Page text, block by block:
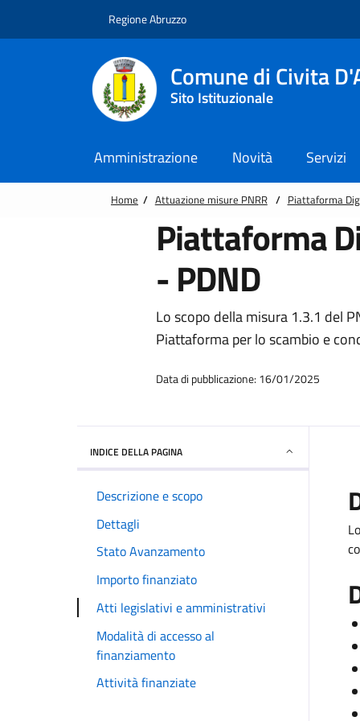
Regione Abruzzo
Comune di Civita
Sito Istituzionale
Amministrazione Novità Servizi
Home / Attuazione misure PNRR / Piattaforma
Piattaforma
- PDND
Lo scopo della misura 1.3.1 del
Piattaforma per lo scambio e
Data di pubblicazione: 16/01/2025
INDICE DELLA PAGINA
Descrizione e scopo
Dettagli
Stato Avanzamento
Importo finanziato
Atti legislativi e amministrativi
Modalità di accesso al
finanziamento
Attività finanziate